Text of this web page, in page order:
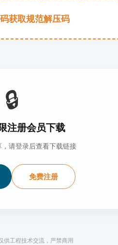
获取规范解压码
🔒
注册会员下载
请登录后查看下载链接
免费注册
供工程技术交流，严禁商用